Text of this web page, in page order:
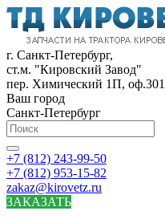
г. Санкт-Петербург,
ст.м. "Кировский Завод"
пер. Химический 1П, оф.301
Ваш город
Санкт-Петербург
+7 (812) 243-99-50
+7 (812) 953-15-82
zakaz@kirovetz.ru
ЗАКАЗАТЬ